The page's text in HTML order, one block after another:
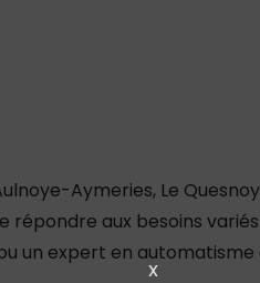
Aymeries, Le
répondre aux besoins
un expert en automatisme
X